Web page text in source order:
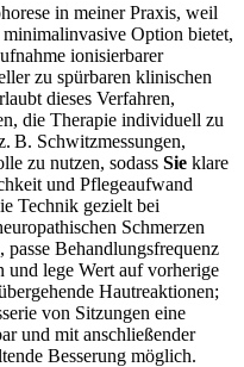
in meiner Praxis, weil
Option bietet,
ionisierbarer​
⁢zu spürbaren klinischen
dieses⁤ Verfahren,
die ‍Therapie‌ individuell⁢ zu
B. Schwitzmessungen,​
‌zu‌ nutzen, sodass Sie klare
und Pflegeaufwand
Technik gezielt bei
‌Schmerzen
Behandlungsfrequenz
und lege Wert auf vorherige
Hautreaktionen;
von Sitzungen‌ eine
und mit anschließender
Besserung möglich.